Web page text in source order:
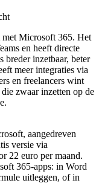
Microsoft 365. Het
en heeft directe
breder inzetbaar, beter
meer integraties via
en freelancers wint
zwaar inzetten op de
aangedreven
versie via
22 euro per maand.
365-apps: in Word
uitleggen, of in